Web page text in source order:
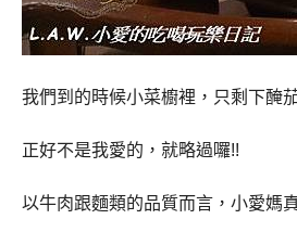
我們到的時候小菜櫥裡，只剩下醃
正好不是我愛的，就略過囉!!
以牛肉跟麵類的品質而言，小愛媽